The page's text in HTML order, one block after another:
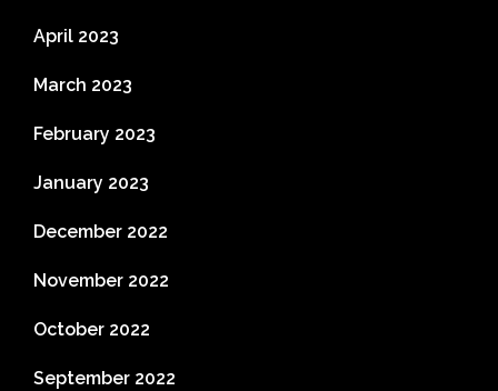
April 2023
March 2023
February 2023
January 2023
December 2022
November 2022
October 2022
September 2022